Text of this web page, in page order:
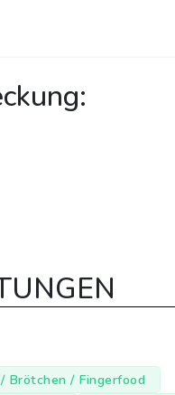
Brötchen / Fingerfood